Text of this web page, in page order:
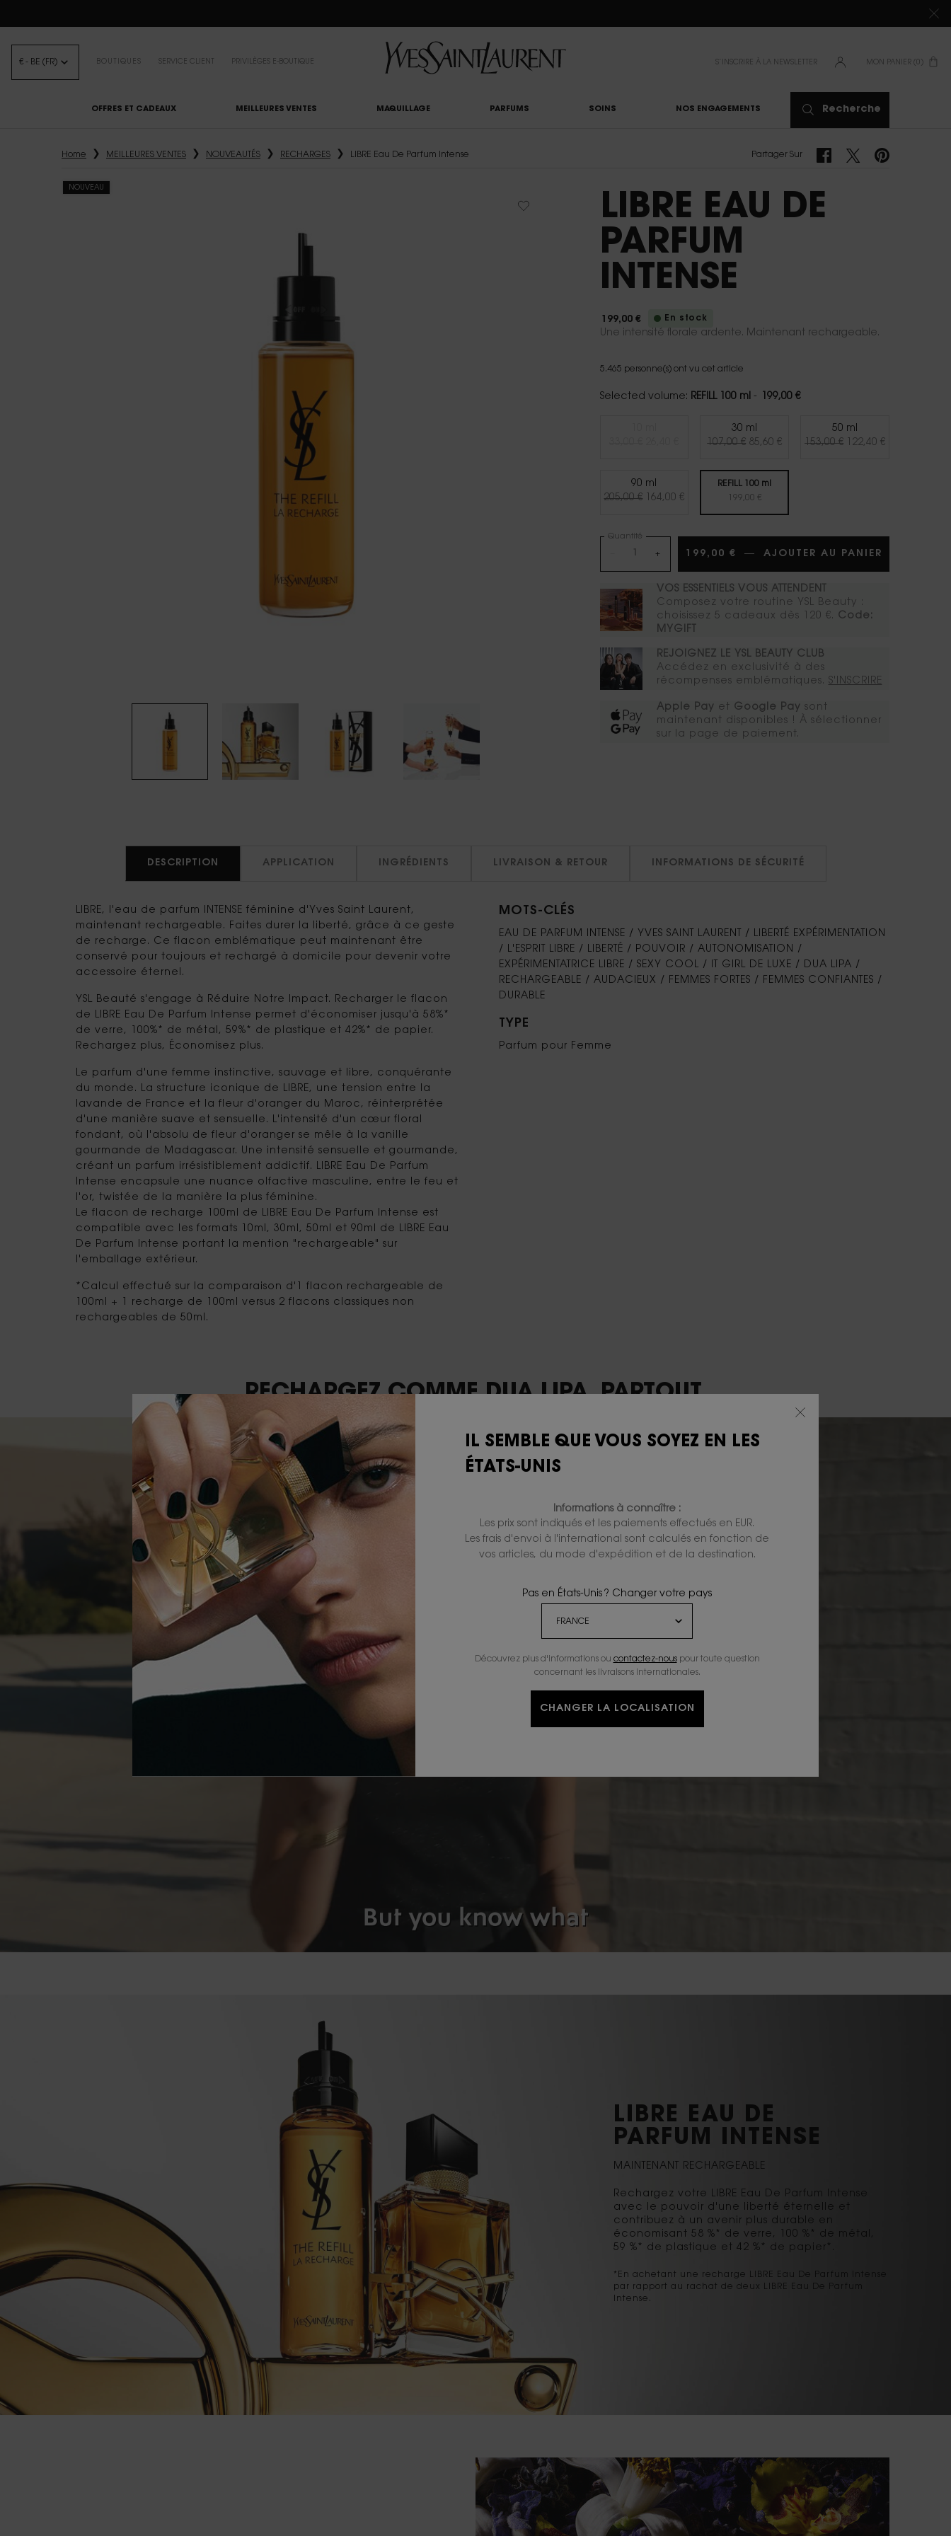
€ - BE (FR) BOUTIQUES SERVICE CLIENT PRIVILÈGES E-BOUTIQUE S’INSCRIRE À LA NEWSLETTER MON PANIER 0
OFFRES ET CADEAUX MEILLEURES VENTES MAQUILLAGE PARFUMS SOINS NOS ENGAGEMENTS Recherche
Home MEILLEURES VENTES NOUVEAUTÉS RECHARGES LIBRE Eau De Parfum Intense Partager Sur Partager Sur Facebook
Partager Sur Twitter
Partager Sur
LIBRE EAU DE
PARFUM
INTENSE
199,00 € En stock
Une intensité florale ardente. Maintenant rechargeable.
5.465 personne(s) ont vu cet article
NOUVEAU
Selected volume: REFILL 100 ml - 199,00 €
The product variation is out of stock,
Nouveau prix Selected
30 ml
Ancien prix
107,00 €Nouveau prix
85,60 €
, 2 of 5 Selected
50 ml
Ancien prix
153,00 € Nouveau prix
122,40 €
, 3 of 5
Selected
90 ml
Ancien prix
205,00 € Nouveau prix
164,00 €
, 4 of 5 Selected
REFILL 100 ml
199,00 €
, 5 of 5
Quantité
+ 199,00 € ― AJOUTER AU PANIER
VOS ESSENTIELS VOUS ATTENDENT
Composez votre routine YSL Beauty :
choisissez 5 cadeaux dès 120 €. ​ Code:
MYGIFT
REJOIGNEZ LE YSL BEAUTY CLUB
Accédez en exclusivité à des
récompenses emblématiques.​ S'INSCRIRE
Apple Pay et Google Pay sont
maintenant disponibles ! À sélectionner
sur la page de paiement.
DESCRIPTION APPLICATION INGRÉDIENTS LIVRAISON & RETOUR INFORMATIONS DE SÉCURITÉ
LIBRE, l'eau de parfum INTENSE féminine d'Yves Saint Laurent,
maintenant rechargeable. Faites durer la liberté, grâce à ce geste
de recharge. Ce flacon emblématique peut maintenant être
conservé pour toujours et rechargé à domicile pour devenir votre
accessoire éternel.
YSL Beauté s'engage à Réduire Notre Impact. Recharger le flacon
de LIBRE Eau De Parfum Intense permet d'économiser jusqu'à 58%*
de verre, 100%* de métal, 59%* de plastique et 42%* de papier.
Rechargez plus, Économisez plus.
Le parfum d'une femme instinctive, sauvage et libre, conquérante
du monde. La structure iconique de LIBRE, une tension entre la
lavande de France et la fleur d'oranger du Maroc, réinterprétée
d'une manière suave et sensuelle. L'intensité d'un cœur floral
fondant, où l'absolu de fleur d'oranger se mêle à la vanille
gourmande de Madagascar. Une intensité sensuelle et gourmande,
créant un parfum irrésistiblement addictif. LIBRE Eau De Parfum
Intense encapsule une nuance olfactive masculine, entre le feu et
l'or, twistée de la manière la plus féminine.
Le flacon de recharge 100ml de LIBRE Eau De Parfum Intense est
compatible avec les formats 10ml, 30ml, 50ml et 90ml de LIBRE Eau
De Parfum Intense portant la mention "rechargeable" sur
l'emballage extérieur.
*Calcul effectué sur la comparaison d'1 flacon rechargeable de
100ml + 1 recharge de 100ml versus 2 flacons classiques non
rechargeables de 50ml.
MOTS-CLÉS
EAU DE PARFUM INTENSE / YVES SAINT LAURENT / LIBERTÉ EXPÉRIMENTATION
/ L'ESPRIT LIBRE / LIBERTÉ / POUVOIR / AUTONOMISATION /
EXPÉRIMENTATRICE LIBRE / SEXY COOL / IT GIRL DE LUXE / DUA LIPA /
RECHARGEABLE / AUDACIEUX / FEMMES FORTES / FEMMES CONFIANTES /
DURABLE
TYPE
Parfum pour Femme
RECHARGEZ COMME DUA LIPA. PARTOUT.
LIBRE EAU DE
PARFUM INTENSE
MAINTENANT RECHARGEABLE
Rechargez votre LIBRE Eau De Parfum Intense
avec le pouvoir d'une liberté éternelle et
contribuez à un avenir plus durable en
économisant 58 %* de verre, 100 %* de métal,
59 %* de plastique et 42 %* de papier*.
*En achetant une recharge LIBRE Eau De Parfum Intense
par rapport au rachat de deux LIBRE Eau De Parfum
Intense.
IL SEMBLE QUE VOUS SOYEZ EN LES
ÉTATS-UNIS
Informations à connaître :
Les prix sont indiqués et les paiements effectués en EUR.
Les frais d'envoi à l'international sont calculés en fonction de
vos articles, du mode d'expédition et de la destination.
Pas en États-Unis ? Changer votre pays
Découvrez plus d'informations ou contactez-nouspour toute question
concernant les livraisons internationales.
CHANGER LA LOCALISATION